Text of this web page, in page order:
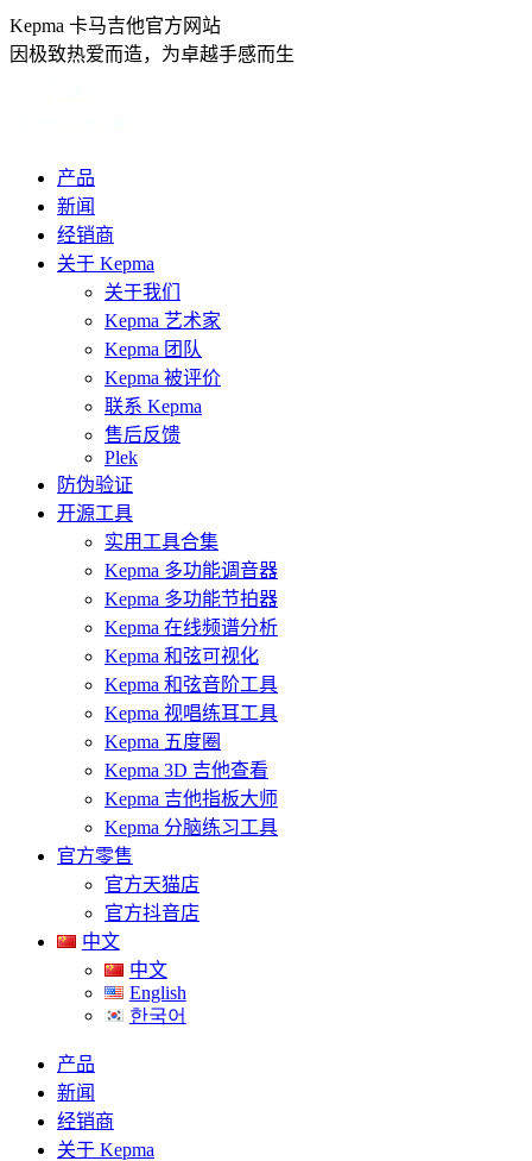
跳
转
Kepma 卡马吉他官方网站
因极致热爱而造，为卓越手感而生
产品
新闻
经销商
关于 Kepma
关于我们
Kepma 艺术家
Kepma 团队
Kepma 被评价
联系 Kepma
售后反馈
Plek
防伪验证
开源工具
实用工具合集
Kepma 多功能调音器
Kepma 多功能节拍器
Kepma 在线频谱分析
Kepma 和弦可视化
Kepma 和弦音阶工具
Kepma 视唱练耳工具
Kepma 五度圈
Kepma 3D 吉他查看
Kepma 吉他指板大师
Kepma 分脑练习工具
官方零售
官方天猫店
官方抖音店
中文
中文
English
한국어
产品
新闻
经销商
关于 Kepma